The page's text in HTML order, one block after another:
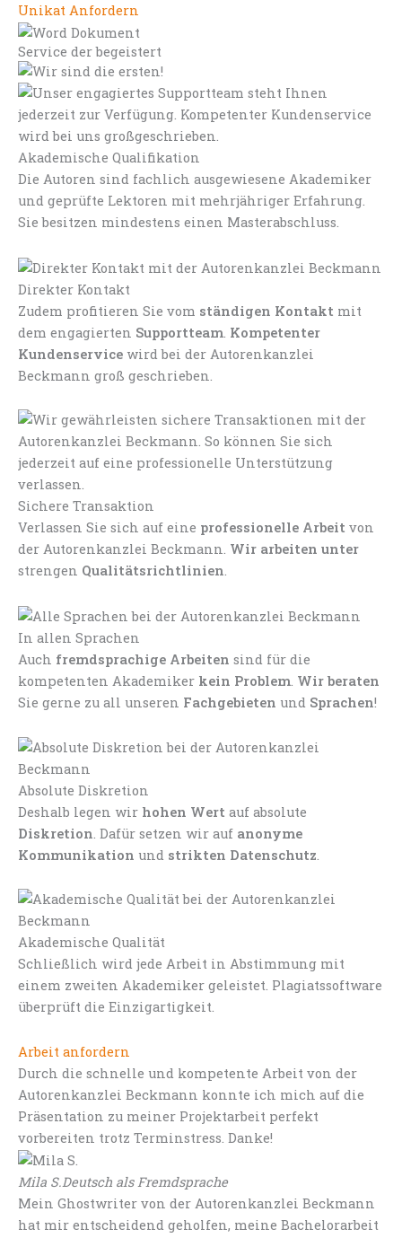
Unikat Anfordern
Service der begeistert
Akademische Qualifikation
Die Autoren sind fachlich ausgewiesene Akademiker
und geprüfte Lektoren mit mehrjähriger Erfahrung.
Sie besitzen mindestens einen Masterabschluss.
Direkter Kontakt
Zudem profitieren Sie vom ständigen Kontakt mit
dem engagierten Supportteam. Kompetenter
Kundenservice wird bei der Autorenkanzlei
Beckmann groß geschrieben.
Sichere Transaktion
Verlassen Sie sich auf eine professionelle Arbeit von
der Autorenkanzlei Beckmann. Wir arbeiten unter
strengen Qualitätsrichtlinien.
In allen Sprachen
Auch fremdsprachige Arbeiten sind für die
kompetenten Akademiker kein Problem. Wir beraten
Sie gerne zu all unseren Fachgebieten und Sprachen!
Absolute Diskretion
Deshalb legen wir hohen Wert auf absolute
Diskretion . Dafür setzen wir auf anonyme
Kommunikation und strikten Datenschutz
Akademische Qualität
Schließlich wird jede Arbeit in Abstimmung mit
einem zweiten Akademiker geleistet. Plagiatssoftware
überprüft die Einzigartigkeit.
Arbeit anfordern
Durch die schnelle und kompetente Arbeit von der
Autorenkanzlei Beckmann konnte ich mich auf die
Präsentation zu meiner Projektarbeit perfekt
vorbereiten trotz Terminstress. Danke!
Mila S.Deutsch als Fremdsprache
Mein Ghostwriter von der Autorenkanzlei Beckmann
hat mir entscheidend geholfen, meine Bachelorarbeit